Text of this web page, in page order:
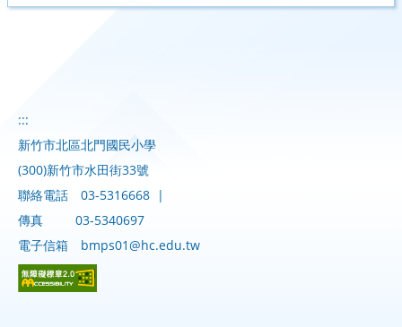
:::
新竹市北區北門國民小學
(300)新竹市水田街33號
聯絡電話
03-5316668 |
傳真
03-5340697
電子信箱
bmps01@hc.edu.tw